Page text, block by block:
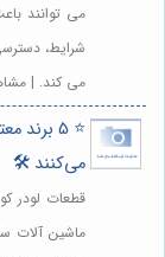
می توانند
شرایط،
می کند. |
⭐️ 5
می‌کنند 🛠️
قطعات لودر
ماشین آلات